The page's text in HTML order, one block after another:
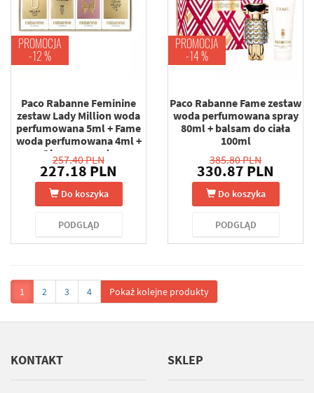
PROMOCJA
-12 %
Paco Rabanne Feminine
zestaw Lady Million woda
perfumowana 5ml + Fame
woda perfumowana 4ml +
Olympea woda
perfumowana 6ml + Million
Gold woda perfumowana
5ml
257.40 PLN
227.18 PLN
Do koszyka
PODGLĄD
PROMOCJA
-14 %
Paco Rabanne Fame zestaw
woda perfumowana spray
80ml + balsam do ciała
100ml
385.80 PLN
330.87 PLN
Do koszyka
PODGLĄD
1 2 3 4 Pokaż kolejne produkty
KONTAKT SKLEP